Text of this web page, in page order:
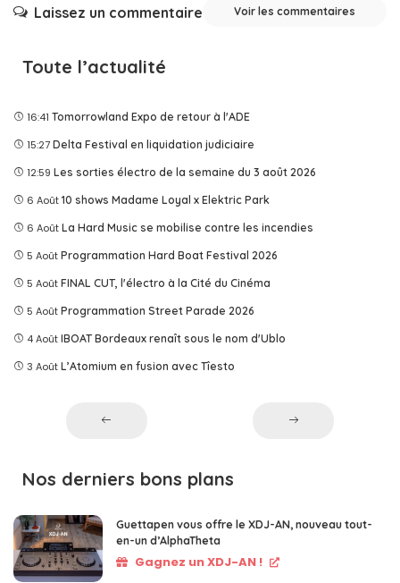
Laissez un commentaire Voir les commentaires
Toute l’actualité
16:41 Tomorrowland Expo de retour à l'ADE
15:27 Delta Festival en liquidation judiciaire
12:59 Les sorties électro de la semaine du 3 août 2026
6 Août 10 shows Madame Loyal x Elektric Park
6 Août La Hard Music se mobilise contre les incendies
5 Août Programmation Hard Boat Festival 2026
5 Août FINAL CUT, l'électro à la Cité du Cinéma
5 Août Programmation Street Parade 2026
4 Août IBOAT Bordeaux renaît sous le nom d'Ublo
3 Août L’Atomium en fusion avec Tîesto
Nos derniers bons plans
Guettapen vous offre le XDJ-AN, nouveau tout-
en-un d’AlphaTheta
Gagnez un XDJ-AN !